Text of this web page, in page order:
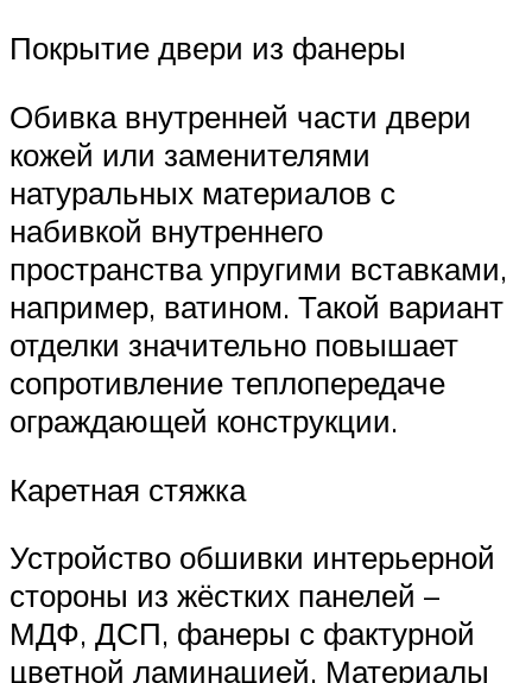
Покрытие двери из фанеры
Обивка внутренней части двери
кожей или заменителями
натуральных материалов с
набивкой внутреннего
пространства упругими вставками,
например, ватином. Такой вариант
отделки значительно повышает
сопротивление теплопередаче
ограждающей конструкции.
Каретная стяжка
Устройство обшивки интерьерной
стороны из жёстких панелей –
МДФ, ДСП, фанеры с фактурной
цветной ламинацией. Материалы